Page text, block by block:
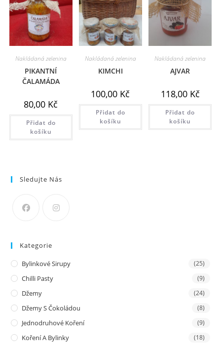
Nakládaná zelenina
PIKANTNÍ
ČALAMÁDA
80,00 Kč
Přidat do
košíku
Nakládaná zelenina
KIMCHI
100,00 Kč
Přidat do
košíku
Nakládaná zelenina
AJVAR
118,00 Kč
Přidat do
košíku
Sledujte Nás
Kategorie
Bylinkové Sirupy (25)
Chilli Pasty (9)
Džemy (24)
Džemy S Čokoládou (8)
Jednodruhové Koření (9)
Koření A Bylinky (18)